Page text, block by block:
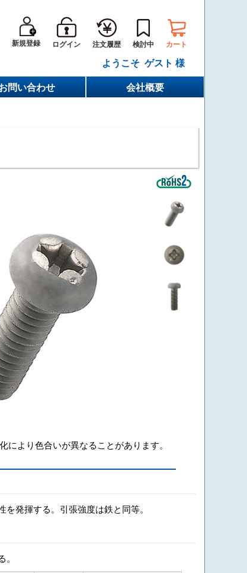
新規登録 ログイン 注文履歴 検討中 カート
ようこそ ゲスト 様
問い合わせ 会社概要
により色合いが異なることがあります。
発揮する。引張強度は鉄と同等。
。